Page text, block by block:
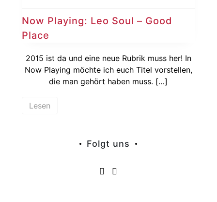
Now Playing: Leo Soul – Good
Place
2015 ist da und eine neue Rubrik muss her! In
Now Playing möchte ich euch Titel vorstellen,
die man gehört haben muss. […]
Lesen
Folgt uns